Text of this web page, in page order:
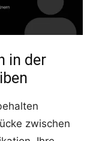
in der
zwischen